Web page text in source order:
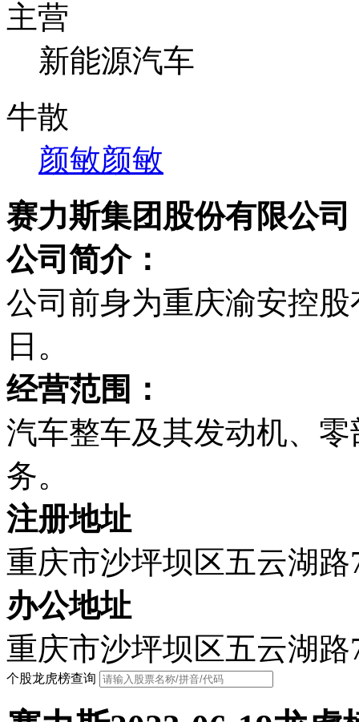
主营
新能源汽车
牛散
颜敏颜敏
赛力斯集团股份有限公司
公司简介：
公司前身为重庆渝安控
日。
经营范围：
汽车整车及其发动机、
务。
注册地址
重庆市沙坪坝区五云湖路
办公地址
重庆市沙坪坝区五云湖路
个股龙虎榜查询